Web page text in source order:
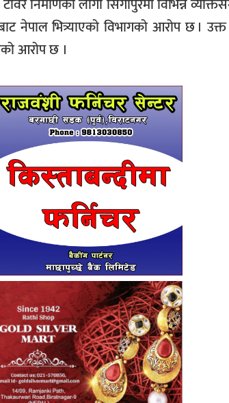
निर्माणका लागी सिंगापुरमा विभिन्न
भित्र्याएको विभागको आरोप छ । उक्त
आरोप छ ।